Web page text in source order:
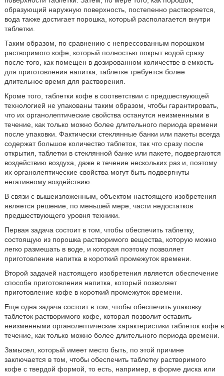
образующий наружную поверхность, постепенно растворяется,
вода также достигает порошка, который располагается внутри
таблетки.
Таким образом, по сравнению с непрессованным порошком
растворимого кофе, который полностью покрыт водой сразу
после того, как помещен в дозированном количестве в емкость
для приготовления напитка, таблетке требуется более
длительное время для растворения.
Кроме того, таблетки кофе в соответствии с предшествующей
технологией не упакованы таким образом, чтобы гарантировать,
что их органолептические свойства останутся неизменными в
течение, как только можно более длительного периода времени
после упаковки. Фактически стеклянные банки или пакеты всегда
содержат большое количество таблеток, так что сразу после
открытия, таблетки в стеклянной банке или пакете, подвергаются
воздействию воздуха, даже в течение нескольких раз и, поэтому
их органолептические свойства могут быть подвергнуты
негативному воздействию.
В связи с вышеизложенным, объектом настоящего изобретения
является решение, по меньшей мере, части недостатков
предшествующего уровня техники.
Первая задача состоит в том, чтобы обеспечить таблетку,
состоящую из порошка растворимого вещества, которую можно
легко размешать в воде, и которая поэтому позволяет
приготовление напитка в короткий промежуток времени.
Второй задачей настоящего изобретения является обеспечение
способа приготовления напитка, который позволяет
приготовление кофе в короткий промежуток времени.
Еще одна задача состоит в том, чтобы обеспечить упаковку
таблеток растворимого кофе, которая позволит оставить
неизменными органолептические характеристики таблеток кофе в
течение, как только можно более длительного периода времени.
Замысел, который имеет место быть, по этой причине
заключается в том, чтобы обеспечить таблетку растворимого
кофе с твердой формой, то есть, например, в форме диска или